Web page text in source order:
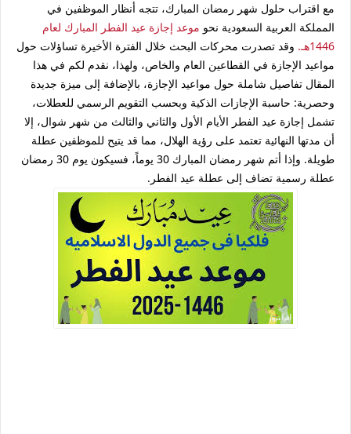
مع اقتراب حلول شهر رمضان المبارك، تتجه أنظار الموظفين في
المملكة العربية السعودية نحو موعد إجازة عيد الفطر المبارك لعام
1446هـ.
وقد تصدرت محركات البحث خلال الفترة الأخيرة تساؤلات حول
مواعيد الإجازة في القطاعين العام والخاص، ولهذا، نقدم لكم في هذا
المقال تفاصيل شاملة حول مواعيد الإجازة، بالإضافة إلى ميزة جديدة
وحصرية: حاسبة الإجازات الذكية وبحسب التقويم الرسمي للعطلات،
تشمل إجازة عيد الفطر الأيام الأول والثاني والثالث من شهر شوال، إلا
أن مدتها النهائية تعتمد على رؤية الهلال، مما قد يتيح للموظفين عطلة
طويلة. وإذا أتم شهر رمضان المبارك 30 يوماً، فسيكون يوم 30 رمضان
عطلة رسمية تضاف إلى عطلة عيد الفطر.